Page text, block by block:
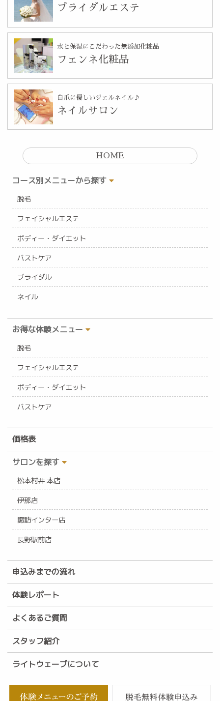
HOME
コース別メニューから探す
脱毛
フェイシャルエステ
ボディー・ダイエット
バストケア
ブライダル
ネイル
お得な体験メニュー
脱毛
フェイシャルエステ
ボディー・ダイエット
バストケア
価格表
サロンを探す
松本村井 本店
伊那店
諏訪インター店
長野駅前店
申込みまでの流れ
体験レポート
よくあるご質問
スタッフ紹介
ライトウェーブについて
ブライダルエステ
水と保湿にこだわった無添加化粧品
フェンネ化粧品
自爪に優しいジェルネイル♪
ネイルサロン